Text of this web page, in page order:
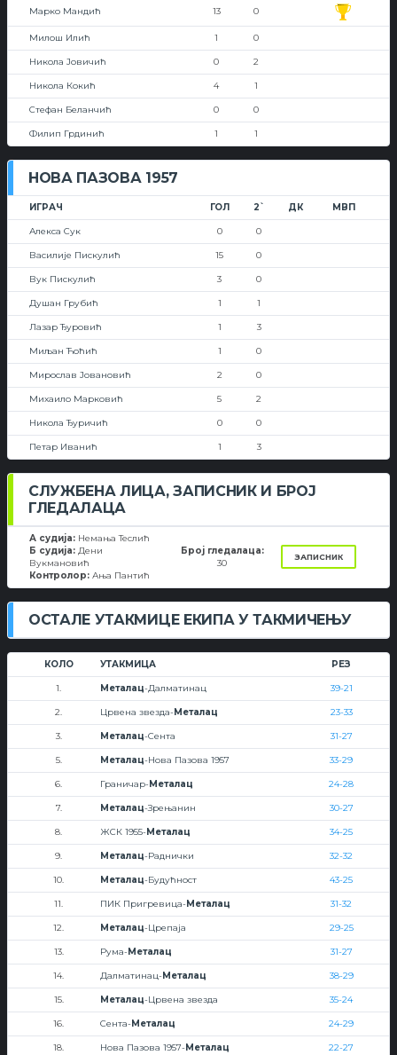
Марко Мандић 13 0
Милош Илић 1 0
Никола Јовичић 0 2
Никола Кокић 4 1
Стефан Беланчић 0 0
Филип Грдинић 1 1
НОВА ПАЗОВА 1957
ИГРАЧ ГОЛ 2` ДК МВП
Алекса Сук 0 0
Василије Пискулић 15 0
Вук Пискулић 3 0
Душан Грубић 1 1
Лазар Ђуровић 1 3
Миљан Ћоћић 1 0
Мирослав Јовановић 2 0
Михаило Марковић 5 2
Никола Ђуричић 0 0
Петар Иванић 1 3
СЛУЖБЕНА ЛИЦА, ЗАПИСНИК И БРОЈ
ГЛЕДАЛАЦА
А судија: Немања Теслић
Б судија: Дени
Вукмановић
Контролор: Ања Пантић
Број гледалаца:
30
ЗАПИСНИК
ОСТАЛЕ УТАКМИЦЕ ЕКИПА У ТАКМИЧЕЊУ
КОЛО УТАКМИЦА РЕЗ
1. Металац-Далматинац 39-21
2. Црвена звезда-Металац 23-33
3. Металац-Сента 31-27
5. Металац-Нова Пазова 1957 33-29
6. Граничар-Металац 24-28
7. Металац-Зрењанин 30-27
8. ЖСК 1955-Металац 34-25
9. Металац-Раднички 32-32
10. Металац-Будућност 43-25
11. ПИК Пригревица-Металац 31-32
12. Металац-Црепаја 29-25
13. Рума-Металац 31-27
14. Далматинац-Металац 38-29
15. Металац-Црвена звезда 35-24
16. Сента-Металац 24-29
18. Нова Пазова 1957-Металац 22-27